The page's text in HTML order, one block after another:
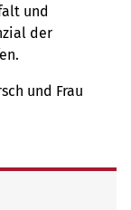
und
der
und Frau